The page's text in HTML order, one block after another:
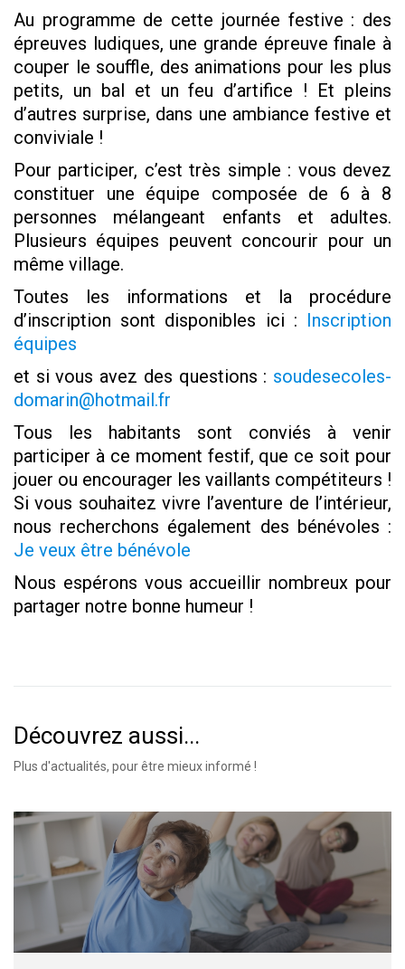
Au programme de cette journée festive : des
épreuves ludiques, une grande épreuve finale à
couper le souffle, des animations pour les plus
petits, un bal et un feu d’artifice ! Et pleins
d’autres surprise, dans une ambiance festive et
conviviale !
Pour participer, c’est très simple : vous devez
constituer une équipe composée de 6 à 8
personnes mélangeant enfants et adultes.
Plusieurs équipes peuvent concourir pour un
même village.
Toutes les informations et la procédure
d’inscription sont disponibles ici : Inscription
équipes
et si vous avez des questions : soudesecoles-
domarin@hotmail.fr
Tous les habitants sont conviés à venir
participer à ce moment festif, que ce soit pour
jouer ou encourager les vaillants compétiteurs !
Si vous souhaitez vivre l’aventure de l’intérieur,
nous recherchons également des bénévoles :
Je veux être bénévole
Nous espérons vous accueillir nombreux pour
partager notre bonne humeur !
Découvrez aussi...
Plus d'actualités, pour être mieux informé !